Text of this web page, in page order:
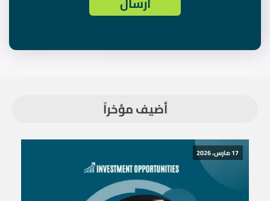
أضيف مؤخراً
17 مارس، 2026